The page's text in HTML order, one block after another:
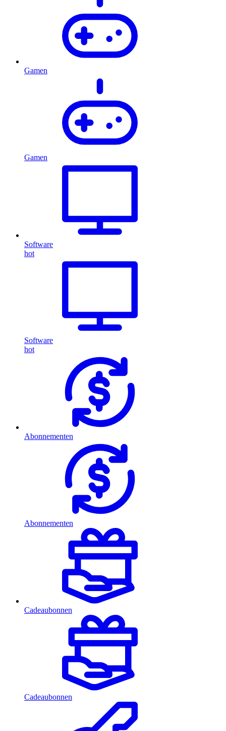
Gamen
Gamen
Software
hot
Software
hot
Abonnementen
Abonnementen
Cadeaubonnen
Cadeaubonnen